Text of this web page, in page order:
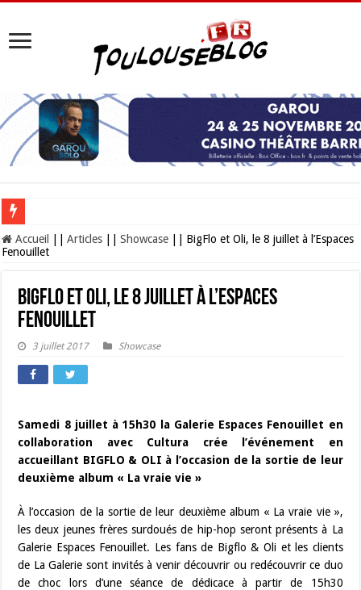
Les Nocturnes de la Cité de l’espace 2026 : l’événement incontournable de
Accueil Articles Showcase
BigFlo et Oli, le 8 juillet à l’Espaces
Fenouillet
BigFlo et Oli, le 8 juillet à l’Espaces
Fenouillet
3 juillet 2017 Showcase
Samedi 8 juillet à 15h30 la Galerie Espaces Fenouillet en
collaboration avec Cultura crée l’événement en
accueillant BIGFLO & OLI à l’occasion de la sortie de leur
deuxième album « La vraie vie »
À l’occasion de la sortie de leur deuxième album « La vraie vie »,
les deux jeunes frères surdoués de hip-hop seront présents à La
Galerie Espaces Fenouillet. Les fans de Bigflo & Oli et les clients
de La Galerie sont invités à venir découvrir ou redécouvrir ce duo
de choc lors d’une séance de dédicace à partir de 15h30